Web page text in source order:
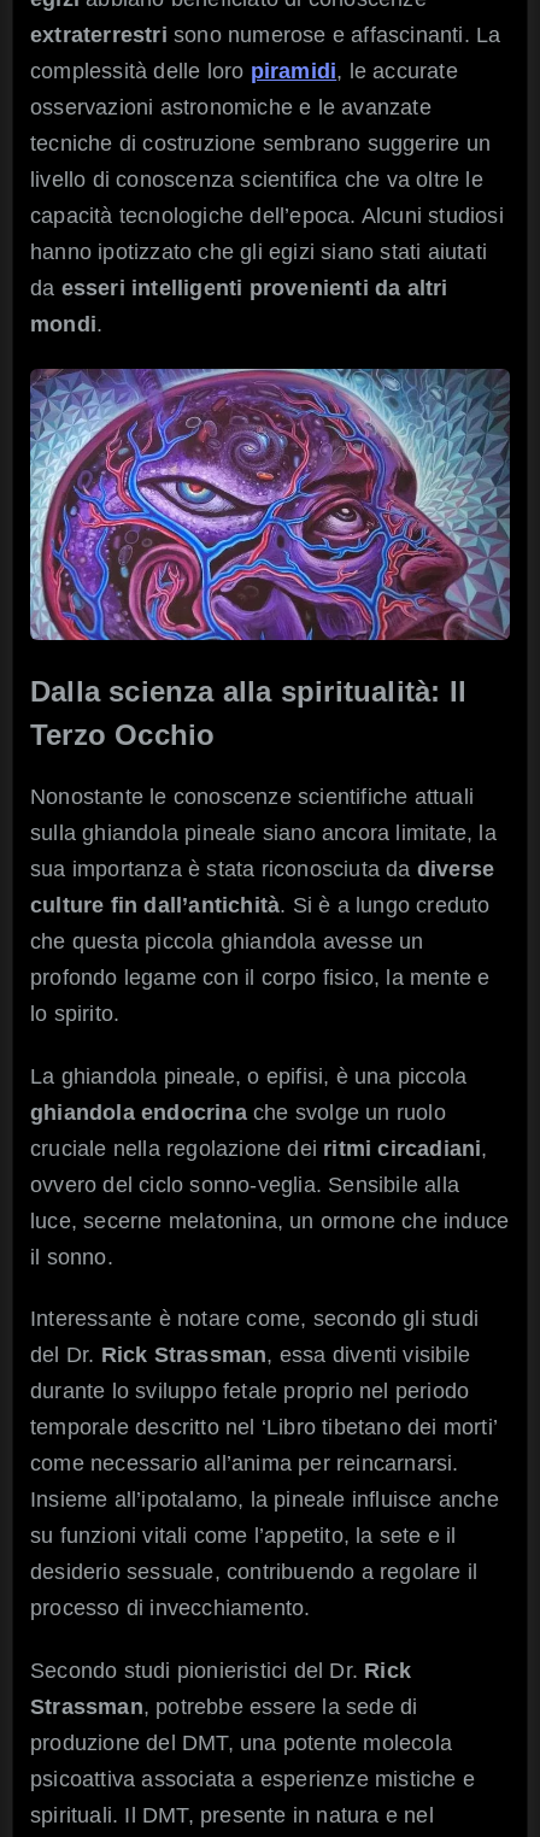
extraterrestri sono numerose e affascinanti. La
complessità delle loro piramidi, le accurate
osservazioni astronomiche e le avanzate
tecniche di costruzione sembrano suggerire un
livello di conoscenza scientifica che va oltre le
capacità tecnologiche dell’epoca. Alcuni studiosi
hanno ipotizzato che gli egizi siano stati aiutati
da esseri intelligenti provenienti da altri
mondi.
Dalla scienza alla spiritualità: Il
Terzo Occhio
Nonostante le conoscenze scientifiche attuali
sulla ghiandola pineale siano ancora limitate, la
sua importanza è stata riconosciuta da diverse
culture fin dall’antichità. Si è a lungo creduto
che questa piccola ghiandola avesse un
profondo legame con il corpo fisico, la mente e
lo spirito.
La ghiandola pineale, o epifisi, è una piccola
ghiandola endocrinache svolge un ruolo
cruciale nella regolazione dei ritmi circadiani,
ovvero del ciclo sonno-veglia. Sensibile alla
luce, secerne melatonina, un ormone che induce
il sonno.
Interessante è notare come, secondo gli studi
del Dr. Rick Strassman, essa diventi visibile
durante lo sviluppo fetale proprio nel periodo
temporale descritto nel ‘Libro tibetano dei morti’
come necessario all’anima per reincarnarsi.
Insieme all’ipotalamo, la pineale influisce anche
su funzioni vitali come l’appetito, la sete e il
desiderio sessuale, contribuendo a regolare il
processo di invecchiamento.
Secondo studi pionieristici del Dr. Rick
Strassman, potrebbe essere la sede di
produzione del DMT, una potente molecola
psicoattiva associata a esperienze mistiche e
spirituali. Il DMT, presente in natura e nel